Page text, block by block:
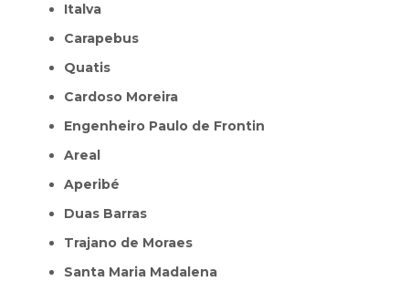
Italva
Carapebus
Quatis
Cardoso Moreira
Engenheiro Paulo de Frontin
Areal
Aperibé
Duas Barras
Trajano de Moraes
Santa Maria Madalena